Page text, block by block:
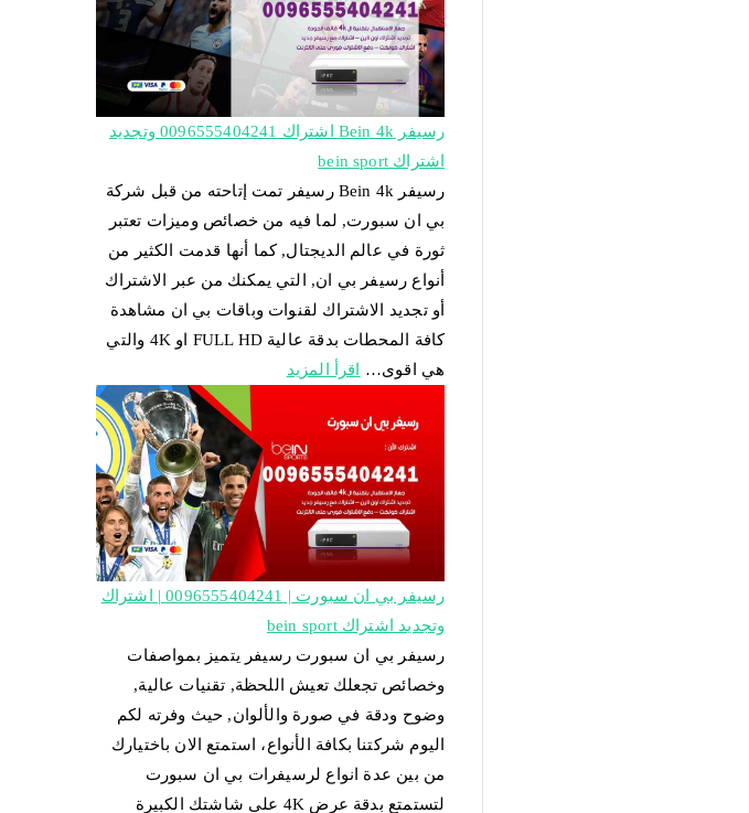
رسيفر Bein 4k اشتراك 0096555404241 وتجديد
اشتراك bein sport
رسيفر Bein 4k رسيفر تمت إتاحته من قبل شركة
بي ان سبورت, لما فيه من خصائص وميزات تعتبر
ثورة في عالم الديجتال, كما أنها قدمت الكثير من
أنواع رسيفر بي ان, التي يمكنك من عبر الاشتراك
أو تجديد الاشتراك لقنوات وباقات بي ان مشاهدة
كافة المحطات بدقة عالية FULL HD او 4K والتي
هي اقوى…
اقرأ المزيد
رسيفر بي ان سبورت | 0096555404241 | اشتراك
وتجديد اشتراك bein sport
رسيفر بي ان سبورت رسيفر يتميز بمواصفات
وخصائص تجعلك تعيش اللحظة, تقنيات عالية,
وضوح ودقة في صورة والألوان, حيث وفرته لكم
اليوم شركتنا بكافة الأنواع، استمتع الان باختيارك
من بين عدة انواع لرسيفرات بي ان سبورت
لتستمتع بدقة عرض 4K على شاشتك الكبيرة